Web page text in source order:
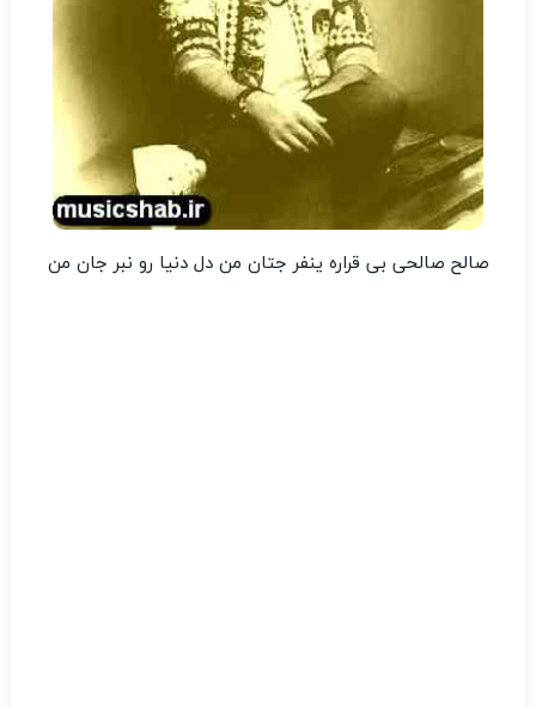
صالح صالحی بی قراره ینفر جتان من دل دنیا رو نبر جان من